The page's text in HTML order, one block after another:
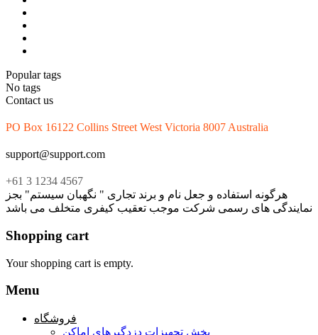
Popular tags
No tags
Contact us
PO Box 16122 Collins Street West Victoria 8007 Australia
support@support.com
+61 3 1234 4567
هرگونه استفاده و جعل نام و برند تجاری " نگهبان سیستم" بجز
نمایندگی های رسمی شرکت موجب تعقیب کیفری متخلف می باشد
Shopping cart
Your shopping cart is empty.
Menu
فروشگاه
بخش تجهیزات دزدگیرهای اماکن